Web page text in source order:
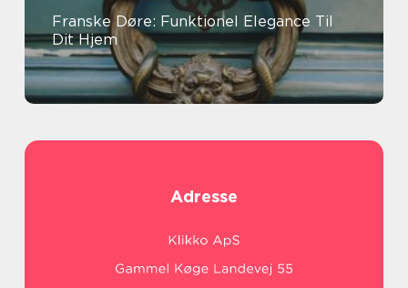
Franske Døre: Funktionel Elegance Til
Dit Hjem
Adresse